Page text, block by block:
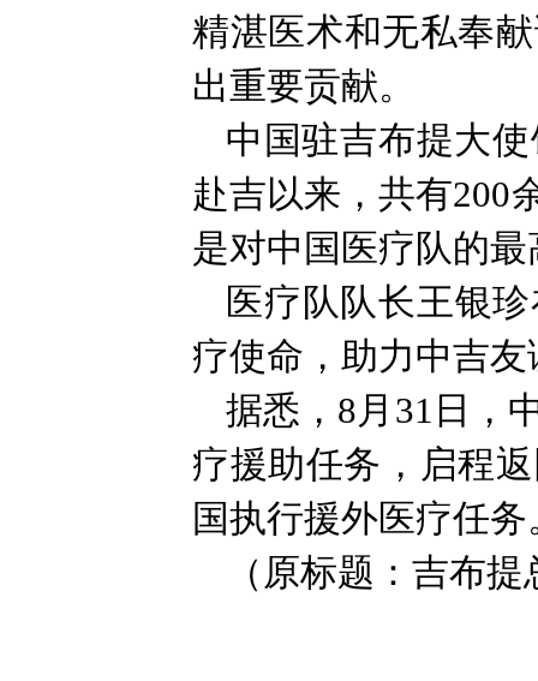
精湛医术和无私奉
出重要贡献。
中国驻吉布提大
赴吉以来，共有200
是对中国医疗队的
医疗队队长王银
疗使命，助力中吉
据悉，8月31日，
疗援助任务，启程
国执行援外医疗任务
（原标题：吉布